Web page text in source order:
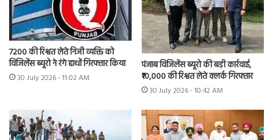
7200 की रिश्वत लेते निजी व्यक्ति को
विजिलेंस ब्यूरो ने रंगे हाथों गिरफ्तार किया
30 July 2026 - 11:02 AM
पंजाब विजिलेंस ब्यूरो की बड़ी कार्रवाई,
₹10,000 की रिश्वत लेते क्लर्क गिरफ्तार
30 July 2026 - 10:42 AM